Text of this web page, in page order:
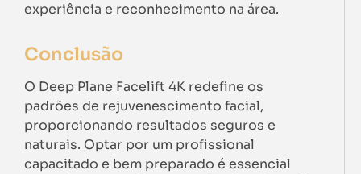
experiência e reconhecimento na área.
Conclusão
O Deep Plane Facelift 4K redefine os
padrões de rejuvenescimento facial,
proporcionando resultados seguros e
naturais. Optar por um profissional
capacitado e bem preparado é essencial